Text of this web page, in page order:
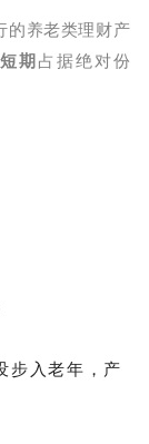
的养老类理财产
期占据绝对份
步入老年，产